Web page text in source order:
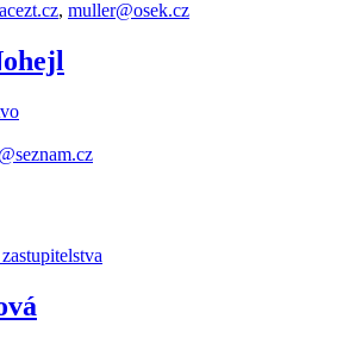
, muller@osek.cz